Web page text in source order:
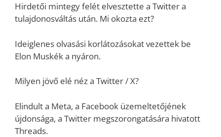
Hirdetői mintegy felét elvesztette a Twitter a
tulajdonosváltás után. Mi okozta ezt?
Ideiglenes olvasási korlátozásokat vezettek be
Elon Muskék a nyáron.
Milyen jövő elé néz a Twitter / X?
Elindult a Meta, a Facebook üzemeltetőjének
újdonsága, a Twitter megszorongatására hivatott
Threads.